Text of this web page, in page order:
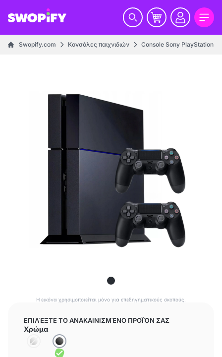
Swopify.com Κονσόλες παιχνιδιών Console Sony PlayStation
Η εικόνα χρησιμοποιείται μόνο για επεξηγηματικούς σκοπούς.
ΕΠΙΛΈΞΤΕ ΤΟ ΑΝΑΚΑΙΝΙΣΜΈΝΟ ΠΡΟΪΌΝ ΣΑΣ
Χρώμα